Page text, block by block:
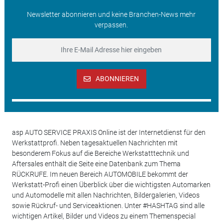
Newsletter abonnieren und keine Branchen-News mehr
verpassen.
ABONNIEREN
asp AUTO SERVICE PRAXIS Online ist der Internetdienst für den
Werkstattprofi. Neben tagesaktuellen Nachrichten mit
besonderem Fokus auf die Bereiche Werkstatttechnik und
Aftersales enthält die Seite eine Datenbank zum Thema
RÜCKRUFE. Im neuen Bereich AUTOMOBILE bekommt der
Werkstatt-Profi einen Überblick über die wichtigsten Automarken
und Automodelle mit allen Nachrichten, Bildergalerien, Videos
sowie Rückruf- und Serviceaktionen. Unter #HASHTAG sind alle
wichtigen Artikel, Bilder und Videos zu einem Themenspecial